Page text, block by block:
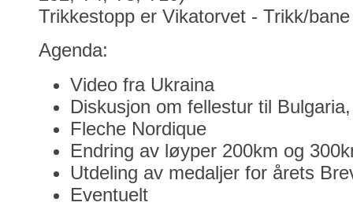
Trikkestopp er Vikatorvet - Trikk/
Agenda:
Video fra Ukraina
Diskusjon om fellestur til
Fleche Nordique
Endring av løyper 200km og
Utdeling av medaljer for årets
Eventuelt